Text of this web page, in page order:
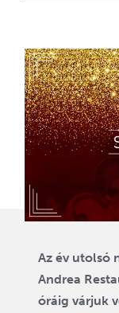
Az év utolsó
Andrea
óráig várjuk